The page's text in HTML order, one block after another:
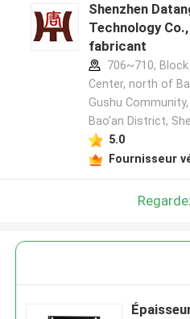
Shenzhen
Technology
fabricant
706~710,
Center, north of
Gushu
Bao'an District,
5.0
Fournisseur